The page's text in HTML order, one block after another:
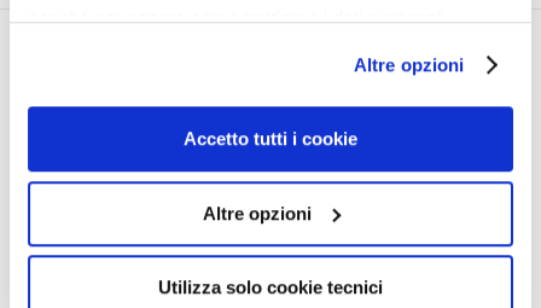
nonché per sapere come trattiamo i dati personali –
l’informativa cookie completa e l’informativa privacy
disponibiliqui. Le ricordiamo che, qualora clicchi su
“Utilizza solo i cookie necessari”, non sarà installato
quelli tecnici. Cliccando su “Accetto tutti i cookie”,
presterà il consenso all’installazione di tutti i cookie
utilizzati dal sito. Cliccando su “Altre opzioni”, potrà
scegliere, in modo più granulare, quali cookie
Altre opzioni
Accetto tutti i cookie
Altre opzioni
Utilizza solo cookie tecnici
M
s
a
About Us
Accessibility Statement
MY PROFILE
Account Information
Address Book
My Orders
My Returns
NUMBER 1